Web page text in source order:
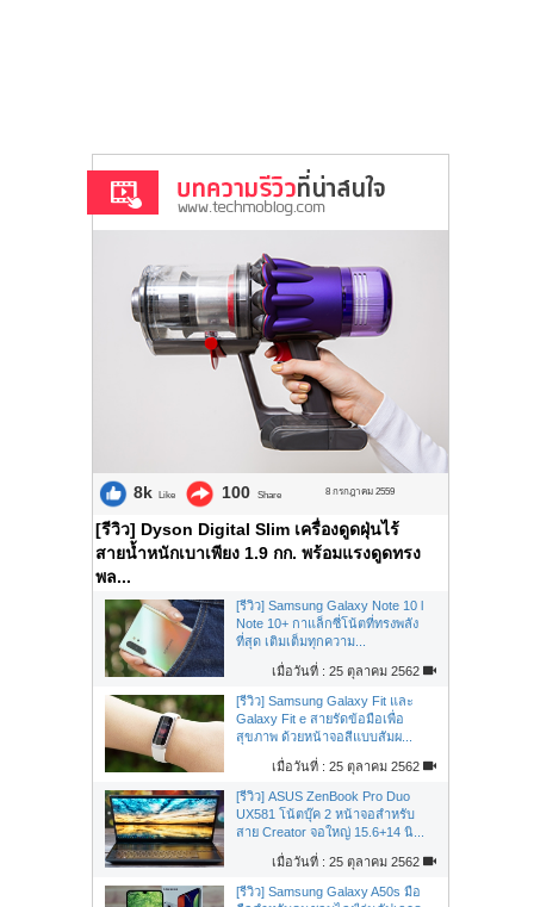
8k Like 100 Share 8 กรกฎาคม 2559
[รีวิว] Dyson Digital Slim เครื่องดูดฝุ่นไร้
สายน้ำหนักเบาเพียง 1.9 กก. พร้อมแรงดูดทรง
พล...
[รีวิว] Samsung Galaxy Note 10 l
Note 10+ กาแล็กซี่โน้ตที่ทรงพลัง
ที่สุด เติมเต็มทุกความ...
เมื่อวันที่ : 25 ตุลาคม 2562
[รีวิว] Samsung Galaxy Fit และ
Galaxy Fit e สายรัดข้อมือเพื่อ
สุขภาพ ด้วยหน้าจอสีแบบสัมผ...
เมื่อวันที่ : 25 ตุลาคม 2562
[รีวิว] ASUS ZenBook Pro Duo
UX581 โน้ตบุ๊ค 2 หน้าจอสำหรับ
สาย Creator จอใหญ่ 15.6+14 นิ...
เมื่อวันที่ : 25 ตุลาคม 2562
[รีวิว] Samsung Galaxy A50s มือ